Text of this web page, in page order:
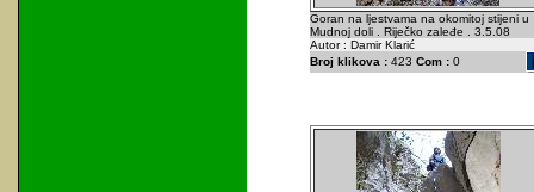
Goran na ljestvama na okomitoj stijeni u
Mudnoj doli . Riječko zaleđe . 3.5.08
Autor : Damir Klarić
Broj klikova :423 Com :0